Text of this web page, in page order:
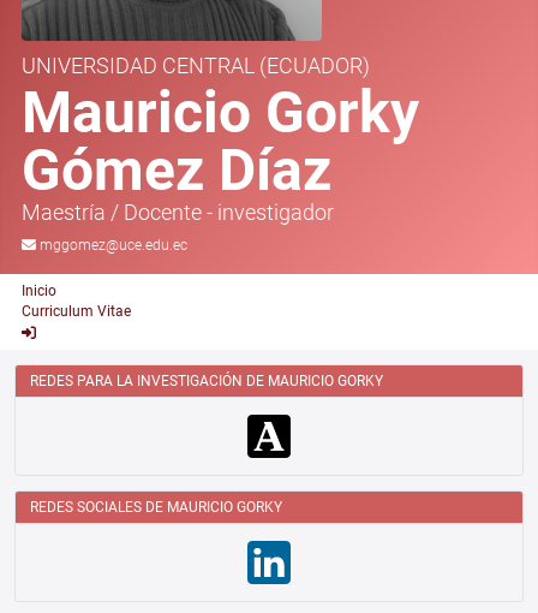
UNIVERSIDAD CENTRAL (ECUADOR)
Mauricio Gorky
Gómez Díaz
Maestría / Docente - investigador
mggomez@uce.edu.ec
Inicio
Curriculum Vitae
REDES PARA LA INVESTIGACIÓN DE MAURICIO GORKY
REDES SOCIALES DE MAURICIO GORKY